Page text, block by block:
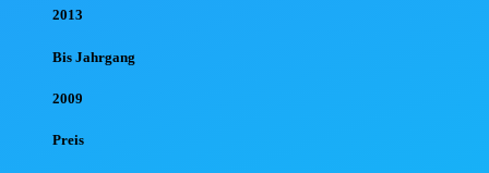
2013
Bis Jahrgang
2009
Preis